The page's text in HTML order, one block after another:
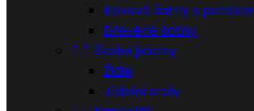
Kovové šatny s
Dřevěné šatny
  Školní jídelny
Židle
Jídelní stoly